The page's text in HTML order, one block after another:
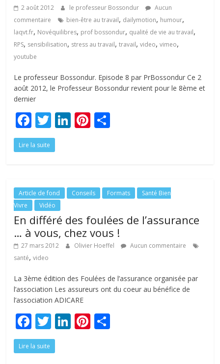
2 août 2012 le professeur Bossondur
Aucun
commentaire
bien-être au travail, dailymotion, humour,
laqvt.fr, Novéquilibres, prof bossondur, qualité de vie au travail,
RPS, sensibilisation, stress au travail,travail,video,vimeo,
youtube
Le professeur Bossondur. Episode 8 par PrBossondur Ce 2
août 2012, le Professeur Bossondur revient pour le 8ème et
dernier
F
ac
e
o
o
k
T
w
itt
Li
dI
n
Pi
st er
Lire la suite
Article de fond Conseils Formats
Santé Bien
Vivre
Vidéo
En différé des foulées de l’assurance
… à vous, chez vous !
27 mars 2012 Olivier Hoeffel
Aucun commentaire
santé,video
La 3ème édition des Foulées de l’assurance organisée par
l’association Les assureurs ont du coeur au bénéfice de
l’association ADICARE
F
ac
e
T
w
itt
Li Pi
Lire la suite